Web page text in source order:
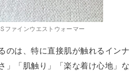
ファインウエストウォーマー
のは、特に直接肌が触れるインナ
」「肌触り」「楽な着け心地」な